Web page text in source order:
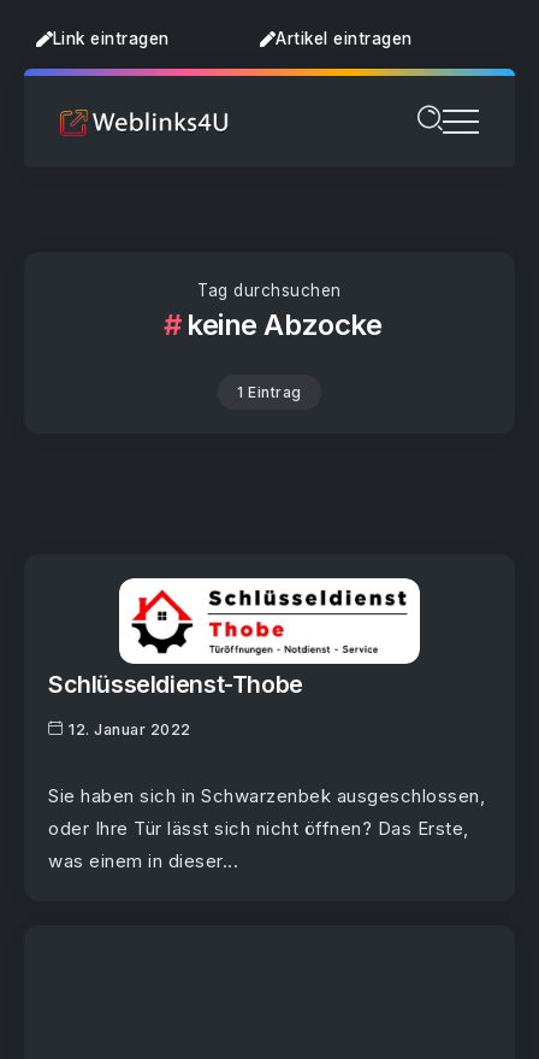
Link eintragen Artikel eintragen
Tag durchsuchen
keine Abzocke
1 Eintrag
Schlüsseldienst-Thobe
12. Januar 2022
Sie haben sich in Schwarzenbek ausgeschlossen,
oder Ihre Tür lässt sich nicht öffnen? Das Erste,
was einem in dieser...